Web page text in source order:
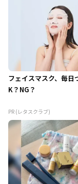
フェイスマスク、毎日
K？NG？
PR (レタスクラブ)